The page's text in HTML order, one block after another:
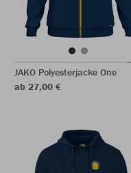
JAKO Polyesterjacke One
ab 27,00 €